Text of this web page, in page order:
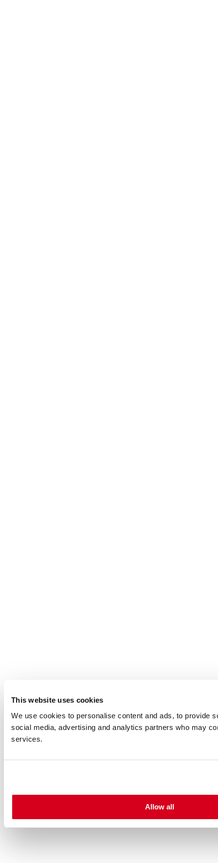
This website uses cookies
We use cookies to personalise content and ads, to provide
social media, advertising and analytics partners who may
services.
Allow all